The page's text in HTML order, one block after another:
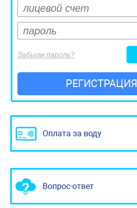
Забыли пароль?
РЕГИСТРАЦИЯ
Оплата за воду
Вопрос-ответ